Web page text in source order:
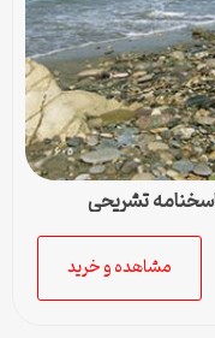
تشریحی
مشاهده و خرید